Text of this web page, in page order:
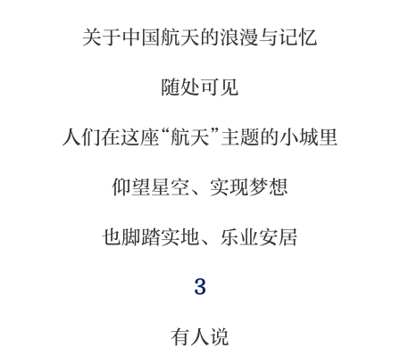
关于中国航天的浪漫与记忆
随处可见
人们在这座“航天”主题的小城里
仰望星空、实现梦想
也脚踏实地、乐业安居
3
有人说